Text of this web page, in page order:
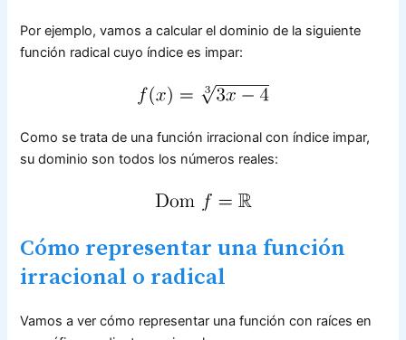
Por ejemplo, vamos a calcular el dominio de la siguiente
función radical cuyo índice es impar:
Como se trata de una función irracional con índice impar,
su dominio son todos los números reales:
Cómo representar una función
irracional o radical
Vamos a ver cómo representar una función con raíces en